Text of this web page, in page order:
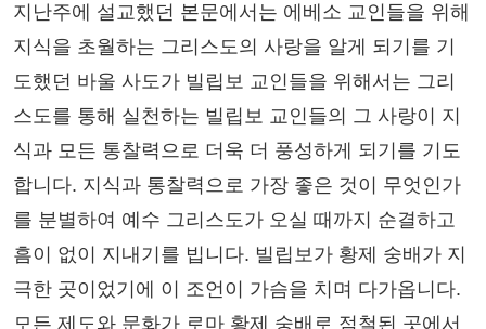
지난주에 설교했던 본문에서는 에베소 교인들을 위해
지식을 초월하는 그리스도의 사랑을 알게 되기를 기
도했던 바울 사도가 빌립보 교인들을 위해서는 그리
스도를 통해 실천하는 빌립보 교인들의 그 사랑이 지
식과 모든 통찰력으로 더욱 더 풍성하게 되기를 기도
합니다. 지식과 통찰력으로 가장 좋은 것이 무엇인가
를 분별하여 예수 그리스도가 오실 때까지 순결하고
흠이 없이 지내기를 빕니다. 빌립보가 황제 숭배가 지
극한 곳이었기에 이 조언이 가슴을 치며 다가옵니다.
모든 제도와 문화가 로마 황제 숭배로 점철된 곳에서